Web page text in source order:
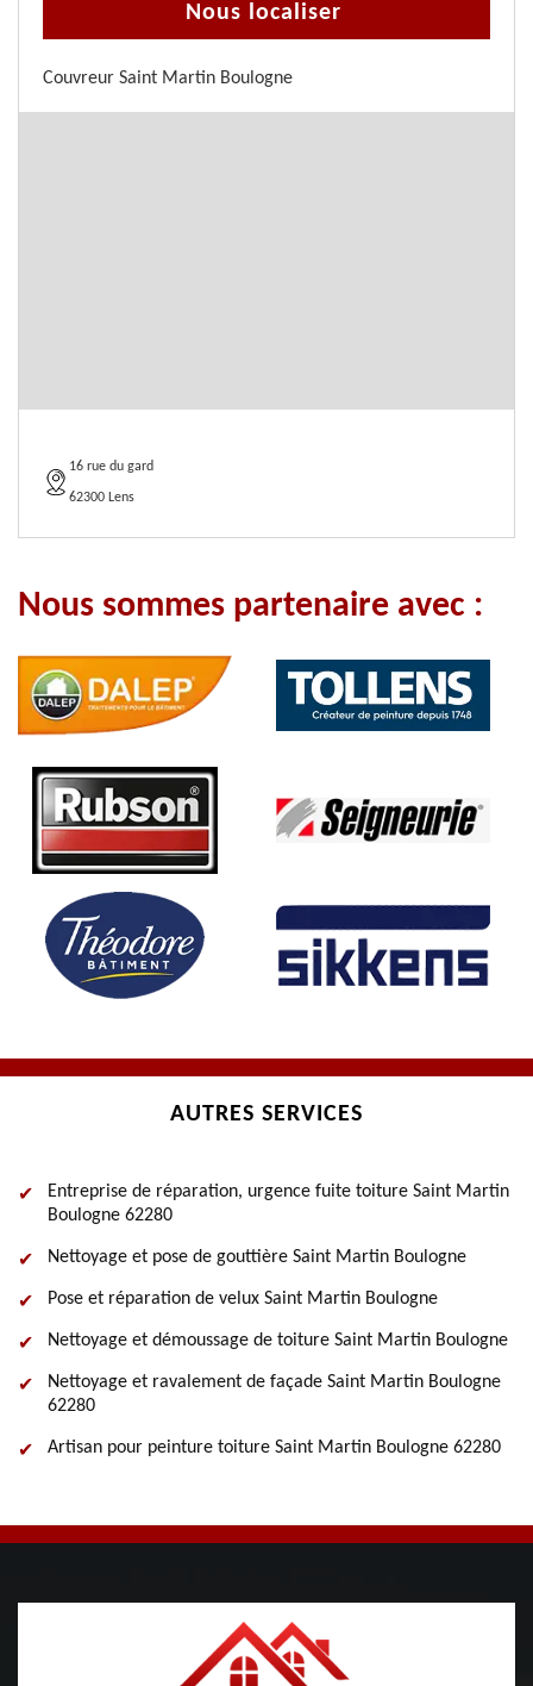
Nous localiser
Couvreur Saint Martin Boulogne
16 rue du gard
62300 Lens
Nous sommes partenaire avec :
AUTRES SERVICES
Entreprise de réparation, urgence fuite toiture Saint Martin
Boulogne 62280
Nettoyage et pose de gouttière Saint Martin Boulogne
Pose et réparation de velux Saint Martin Boulogne
Nettoyage et démoussage de toiture Saint Martin Boulogne
Nettoyage et ravalement de façade Saint Martin Boulogne
62280
Artisan pour peinture toiture Saint Martin Boulogne 62280